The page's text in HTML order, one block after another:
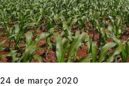
24 de março 2020